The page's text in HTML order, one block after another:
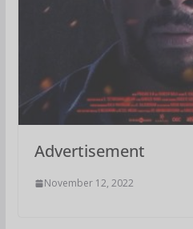
Advertisement
November 12, 2022